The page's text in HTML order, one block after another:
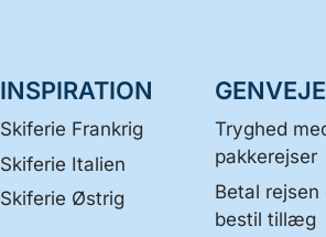
INSPIRATION
Skiferie Frankrig
Skiferie Italien
Skiferie Østrig
GENVEJE
Tryghed
pakkerejser
Betal rejsen
bestil tillæg